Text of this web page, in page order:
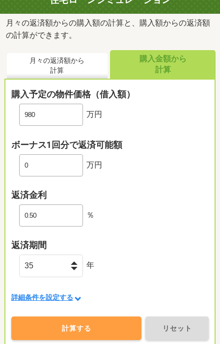
月々の返済額からの購入額の計算と、購入額からの返済額
の計算ができます。
月々の返済額から
計算
購入金額から
計算
購入予定の物件価格（借入額）
万円
ボーナス1回分で返済可能額
万円
返済金利
％
返済期間
年
詳細条件を設定する
計算する リセット